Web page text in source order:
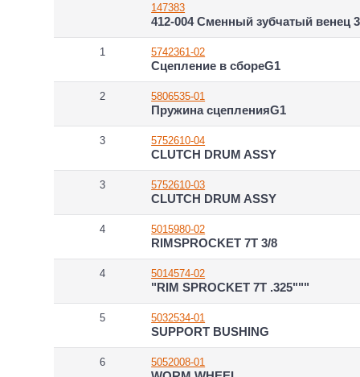
147383
412-004 Сменный зубчатый венец
1 5742361-02
Сцепление в сбореG1
2 5806535-01
Пружина сцепленияG1
3 5752610-04
CLUTCH DRUM ASSY
3 5752610-03
CLUTCH DRUM ASSY
4 5015980-02
RIMSPROCKET 7T 3/8
4 5014574-02
"RIM SPROCKET 7T .325"""
5 5032534-01
SUPPORT BUSHING
6 5052008-01